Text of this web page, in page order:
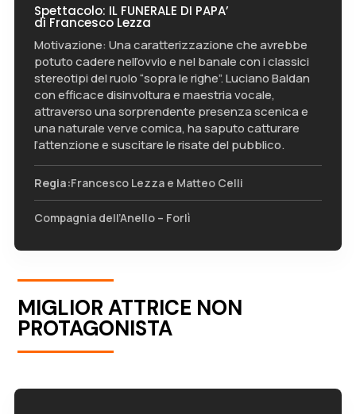
Spettacolo: IL FUNERALE DI PAPA’
di Francesco Lezza
Motivazione: Una caratterizzazione che avrebbe
potuto cadere nell’ovvio e nel banale con i classici
stereotipi del ruolo “sopra le righe”. Luciano Baldan
con efficace disinvoltura e maestria vocale,
attraverso una sorprendente presenza scenica e
una naturale verve comica, ha saputo catturare
l’attenzione e suscitare le risate del pubblico.
Regia:Francesco Lezza e Matteo Celli
Compagnia dell’Anello – Forlì
MIGLIOR ATTRICE NON
PROTAGONISTA